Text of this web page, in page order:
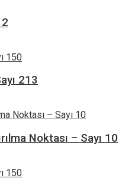
213
Noktası – Sayı 10